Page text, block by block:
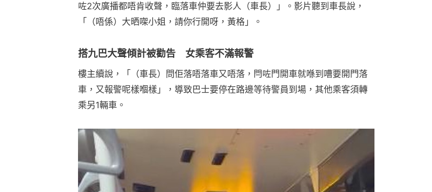
咗2次廣播都唔肯收聲，臨落車仲要去影人（車長）」。影片聽到車長說，
「（唔係）大晒㗎小姐，請你行開呀，黃格」。
搭九巴大聲傾計被勸告 女乘客不滿報警
樓主續說，「（車長）問佢落唔落車又唔落，閂咗門開車就喺到嘈要開門落
車，又報警呢樣嗰樣」，導致巴士要停在路邊等待警員到場，其他乘客須轉
乘另1輛車。